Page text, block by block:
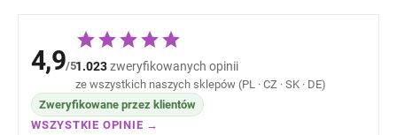
4,9/51.023zweryfikowanych opinii
ze wszystkich naszych sklepów (PL · CZ · SK · DE)
Zweryfikowane przez klientów
WSZYSTKIE OPINIE →